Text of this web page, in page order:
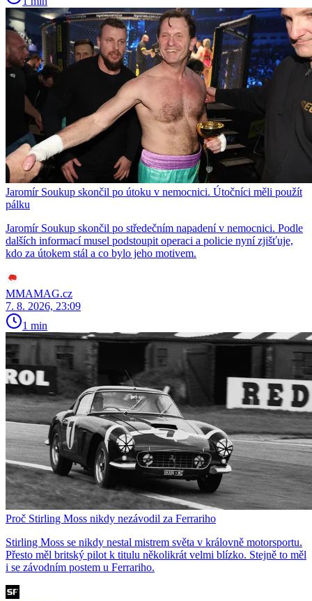
Jaromír Soukup skončil po útoku v nemocnici. Útočníci měli použít
pálku
Jaromír Soukup skončil po středečním napadení v nemocnici. Podle
dalších informací musel podstoupit operaci a policie nyní zjišťuje,
kdo za útokem stál a co bylo jeho motivem.
MMAMAG.cz
7. 8. 2026, 23:09
1 min
Proč Stirling Moss nikdy nezávodil za Ferrariho
Stirling Moss se nikdy nestal mistrem světa v královně motorsportu.
Přesto měl britský pilot k titulu několikrát velmi blízko. Stejně to měl
i se závodním postem u Ferrariho.